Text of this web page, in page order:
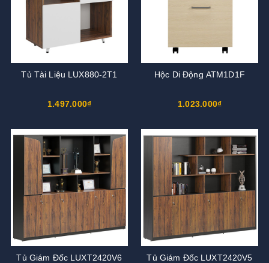
Tủ Tài Liệu LUX880-2T1
1.497.000₫
Hộc Di Động ATM1D1F
1.023.000₫
Tủ Giám Đốc LUXT2420V6 Tủ Giám Đốc LUXT2420V5